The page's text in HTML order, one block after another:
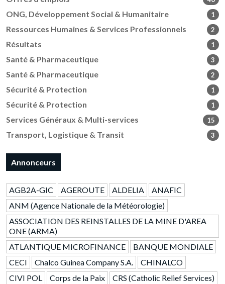
ONG, Développement Social & Humanitaire 1
Ressources Humaines & Services Professionnels 2
Résultats 1
Santé & Pharmaceutique 3
Santé & Pharmaceutique 2
Sécurité & Protection 1
Sécurité & Protection 1
Services Généraux & Multi-services 15
Transport, Logistique & Transit 3
Annonceurs
AGB2A-GIC AGEROUTE ALDELIA
ANAFIC
ANM (Agence Nationale de la Météorologie)
ASSOCIATION DES REINSTALLES DE LA MINE D'AREA
ONE (ARMA)
ATLANTIQUE MICROFINANCE
BANQUE MONDIALE
CECI
Chalco Guinea Company S.A.
CHINALCO
CIVI POL
Corps de la Paix CRS (Catholic Relief Services)